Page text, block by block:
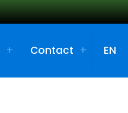
Contact EN